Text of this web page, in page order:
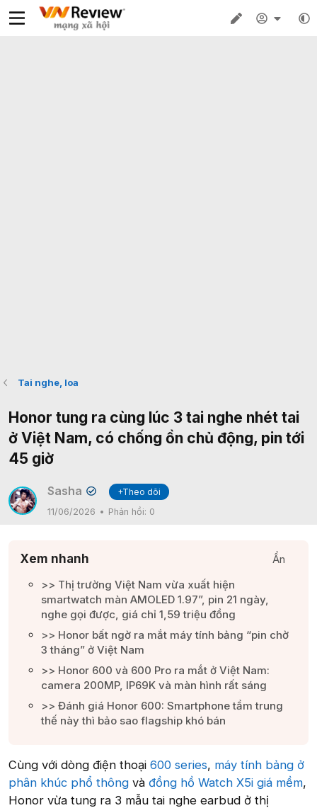
Tai nghe, loa
Honor tung ra cùng lúc 3 tai nghe nhét tai
ở Việt Nam, có chống ồn chủ động, pin tới
45 giờ
Sasha ✔
+Theo dõi
11/06/2026
Phản hồi: 0
Xem nhanh
Ẩn
>> Thị trường Việt Nam vừa xuất hiện
smartwatch màn AMOLED 1.97”, pin 21 ngày,
nghe gọi được, giá chỉ 1,59 triệu đồng​
>> Honor bất ngờ ra mắt máy tính bảng “pin chờ
3 tháng” ở Việt Nam​
>> Honor 600 và 600 Pro ra mắt ở Việt Nam:
camera 200MP, IP69K và màn hình rất sáng​
>> Đánh giá Honor 600: Smartphone tầm trung
thế này thì bảo sao flagship khó bán​
Cùng với dòng điện thoại 600 series, máy tính bảng ở
phân khúc phổ thông và đồng hồ Watch X5i giá mềm,
Honor vừa tung ra 3 mẫu tai nghe earbud ở thị